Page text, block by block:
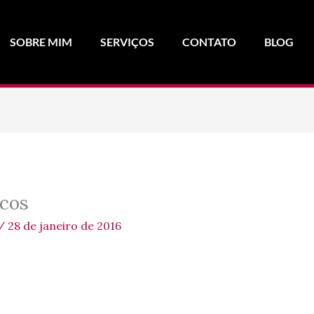
SOBRE MIM SERVIÇOS CONTATO BLOG
/ 28 de janeiro de 2016